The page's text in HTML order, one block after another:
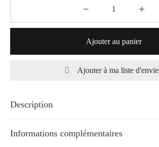
Ajouter au panier
Ajouter à ma liste d'envie
Description
Informations complémentaires